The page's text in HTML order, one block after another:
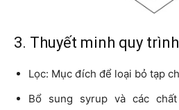
3. Thuyết minh quy trình
Lọc: Mục đích để loại bỏ tạp
Bổ sung syrup và các